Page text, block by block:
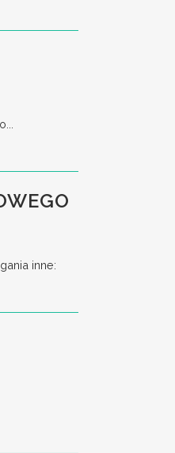
inne: